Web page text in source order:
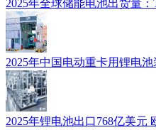
2025年全球储能电池出货量
2025年中国电动重卡用锂电
2025年锂电池出口768亿美元